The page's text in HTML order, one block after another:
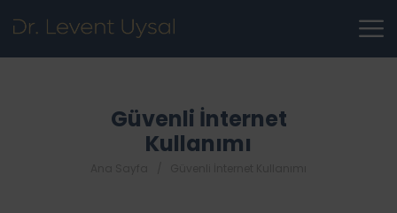
Güvenli İnternet
Kullanımı